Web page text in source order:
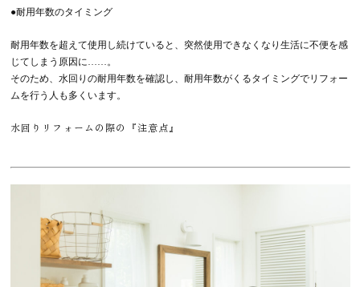
●耐用年数のタイミング
耐用年数を超えて使用し続けていると、突然使用できなくなり生活に不便を感
じてしまう原因に……。
そのため、水回りの耐用年数を確認し、耐用年数がくるタイミングでリフォー
ムを行う人も多くいます。
水回りリフォームの際の『注意点』